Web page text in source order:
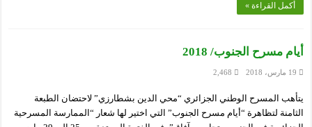
أكمل القراءة »
أيام مسرح الجنوب/ 2018
19 مارس، 2018 2,468
يتأهب المسرح الوطني الجزائري “محي الدين بشطارزي” لاحتضان الطبعة
الثامنة لتظاهرة “أيام مسرح الجنوب” التي اختير لها شعار “الممارسة المسرحية